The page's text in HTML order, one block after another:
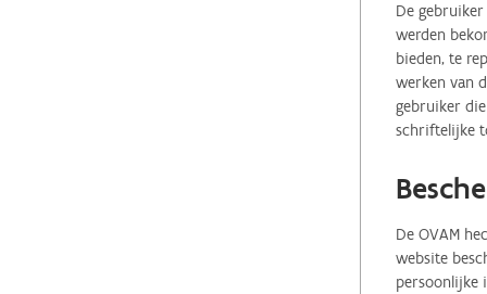
De
werden
bieden, te
werken van
gebruiker
schriftelijke
De OVAM
website
persoonlijke